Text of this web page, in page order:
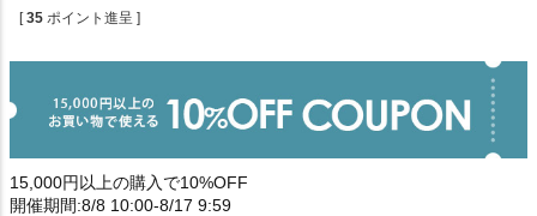
[ 35 ポイント進呈 ]
15,000円以上の購入で10%OFF
開催期間:8/8 10:00-8/17 9:59